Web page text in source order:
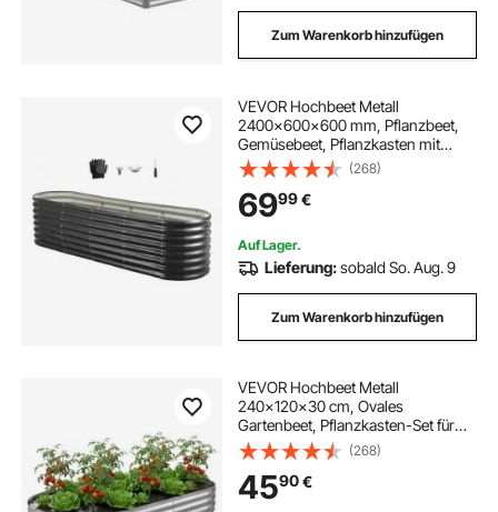
Zum Warenkorb hinzufügen
VEVOR Hochbeet Metall
2400x600x600 mm, Pflanzbeet,
Gemüsebeet, Pflanzkasten mit
offenem Boden & abgerundeten
Kanten, Blumenbeet, Kräuterbeet,
ideal für Gemüse, Blumen, Kräuter &
Sukkulenten
(268)
6999€
Auf Lager.
Lieferung:sobald So. Aug. 9
Zum Warenkorb hinzufügen
VEVOR Hochbeet Metall
240x120x30 cm, Ovales
Gartenbeet, Pflanzkasten-Set für
den Außenbereich, Gemüsebeet mit
Handschuhen, Blumenbeet
Bodenlos, Pflanzbeet für Blumen,
Kräuter & Gemüse, Silber
(268)
4590€